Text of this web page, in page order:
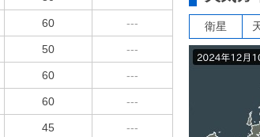
60 ---
50 ---
60 ---
60 ---
45 ---
衛星